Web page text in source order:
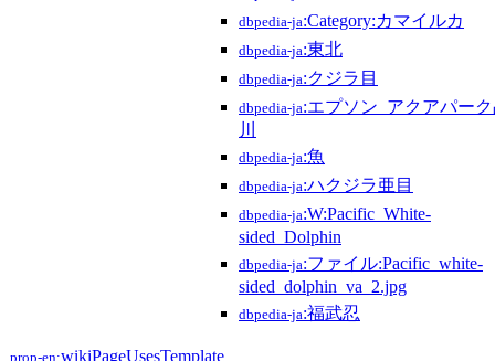
dbpedia-ja:Category:カマイルカ
dbpedia-ja:東北
dbpedia-ja:クジラ目
dbpedia-ja:エプソン_アクアパー
川
dbpedia-ja:魚
dbpedia-ja:ハクジラ亜目
dbpedia-ja:W:Pacific_White-
sided_Dolphin
dbpedia-ja:ファイル:Pacific_white-
sided_dolphin_va_2.jpg
dbpedia-ja:福武忍
wikiPageUsesTemplate